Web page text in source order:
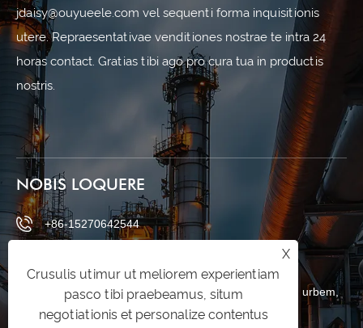
jdaisy@ouyueele.com vel sequenti forma inquisitionis
utere. Repraesentativae venditiones nostrae te intra 24
horas contact. Gratias tibi ago pro cura tua in productis
nostris.
NOBIS LOQUERE
+86-15270642544
No. DCXX, Chezhan via, Liushi oppidum, Yueqing urbem,
Wenzhou urbem, Zhejiang provinciae, Sinarum
X
Crusulis utimur ut meliorem experientiam
pasco tibi praebeamus, situm
negotiationis et personalize contentus